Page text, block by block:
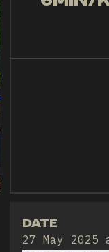
DATE
27 May 2025